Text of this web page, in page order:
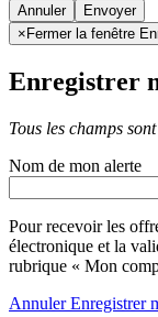
Annuler
× Fermer la fenêtre
Enregistrer
Tous les champs
Nom de mon alerte
Pour recevoir les
électronique et la
rubrique « Mon
AnnulerEnregistrer